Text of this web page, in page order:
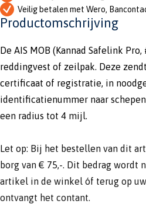
Veilig betalen met Wero,
Productomschrijving
De AIS MOB (Kannad Safelink
reddingvest of zeilpak. Deze
certificaat of registratie, in
identificatienummer naar
een radius tot 4 mijl.
Let op: Bij het bestellen van dit
borg van € 75,-. Dit bedrag wordt
artikel in de winkel óf terug op
ontvangt het contant.